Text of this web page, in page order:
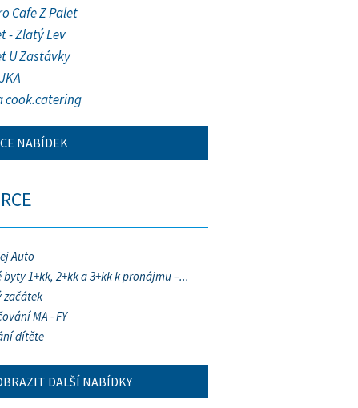
Cafe Z Palet
- Zlatý Lev
U Zastávky
cook.catering
NABÍDEK
Auto
byty 1+kk, 2+kk a 3+kk k pronájmu –...
začátek
MA - FY
dítěte
DALŠÍ NABÍDKY